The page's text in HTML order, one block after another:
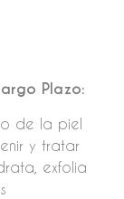
Plazo:
de la piel
y tratar
exfolia